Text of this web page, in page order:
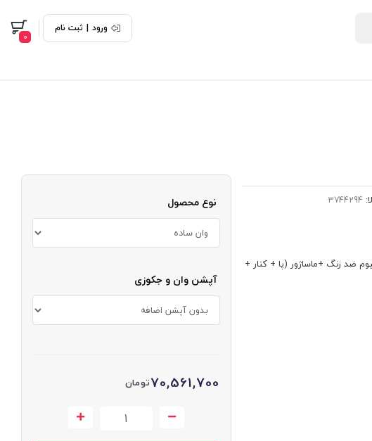
ورود | ثبت نام
0
ضد زنگ +ماساژور (پا + کنار +
نوع محصول
آپشن وان و جکوزی
70,561,700تومان